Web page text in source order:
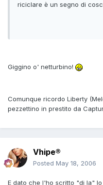
riciclare è un segno di
Giggino o' netturbino!
Comunque ricordo Liberty
pezzettino in prestito da
Vhipe®
Posted May 18, 2006
E dato che l'ho scritto "di la" lo